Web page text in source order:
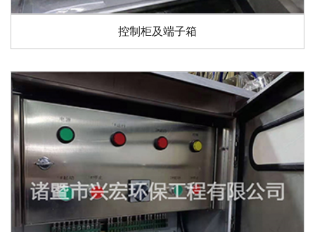
控制柜及端子箱